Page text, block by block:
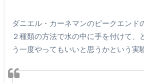
ダニエル・カーネマンのピークエンド
２種類の方法で水の中に手を付けて、
う一度やってもいいと思うかという実